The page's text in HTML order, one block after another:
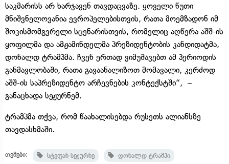
საკმარისს არ ხარჯავენ თავდაცვაზე. ყოველი წუთი
მნიშვნელოვანია ევროპელებისთვის, რათა მოემზადონ იმ
შოკისმომგვრელი სცენარისთვის, რომელიც აღწერა აშშ-ის
ყოფილმა და ამჟამინდელმა პრეზიდენტობის კანდიდატმა,
დონალდ ტრამპმა. ჩვენ ერთად ვიმუშავებთ ამ პერიოდის
განმავლობაში, რათა გავაანალიზოთ მომავალი, კერძოდ
აშშ-ის საპრეზიდენტო არჩევნების კონტექსტში“, –
განაცხადა სეჟურნემ.
ტრამპმა თქვა, რომ წაახალისებდა რუსეთს ალიანსზე
თავდასხმაში.
თემები: სტეფან სეჟურნე
დონალდ ტრამპი